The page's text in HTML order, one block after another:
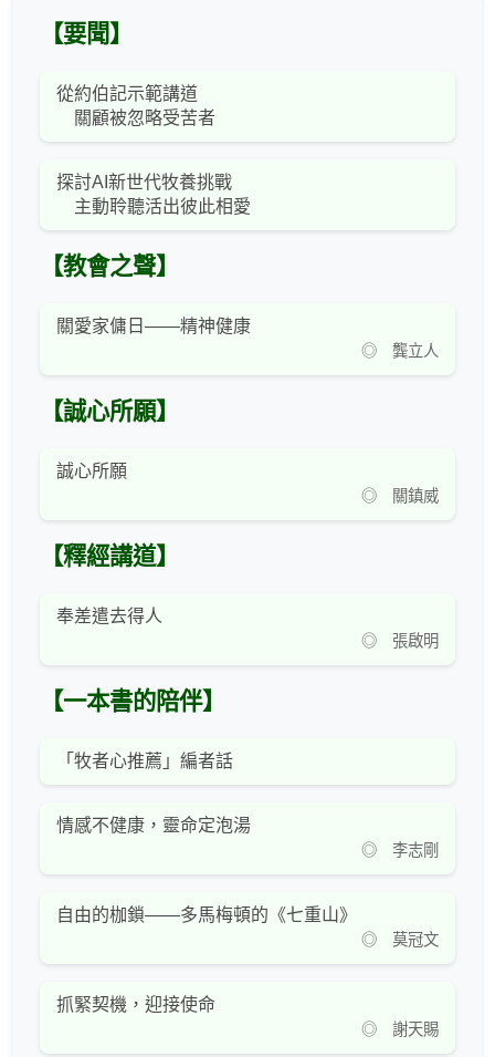
【要聞】
從約伯記示範講道
關顧被忽略受苦者
探討AI新世代牧養挑戰
主動聆聽活出彼此相愛
【教會之聲】
關愛家傭日——精神健康
◎ 龔立人
【誠心所願】
誠心所願
◎ 關鎮威
【釋經講道】
奉差遣去得人
◎ 張啟明
【一本書的陪伴】
「牧者心推薦」編者話
情感不健康，靈命定泡湯
◎ 李志剛
自由的枷鎖——多馬梅頓的《七重山》
◎ 莫冠文
抓緊契機，迎接使命
◎ 謝天賜